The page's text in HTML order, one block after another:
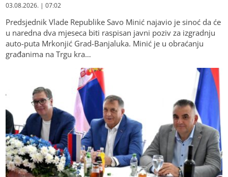
03.08.2026. | 07:02
Predsjednik Vlade Republike Savo Minić najavio je sinoć da će
u naredna dva mjeseca biti raspisan javni poziv za izgradnju
auto-puta Mrkonjić Grad-Banjaluka. Minić je u obraćanju
građanima na Trgu kra…